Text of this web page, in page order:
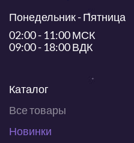
Понедельник - Пятница
02:00 - 11:00 МСК
09:00 - 18:00 ВДК
Каталог
Все товары
Новинки